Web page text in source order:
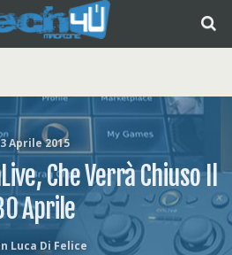
3 Aprile 2015
Che Verrà Chiuso Il
Aprile
Luca Di Felice